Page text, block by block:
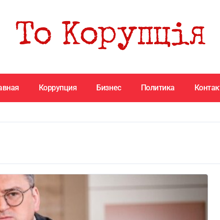
Коррупция Бизнес Политика